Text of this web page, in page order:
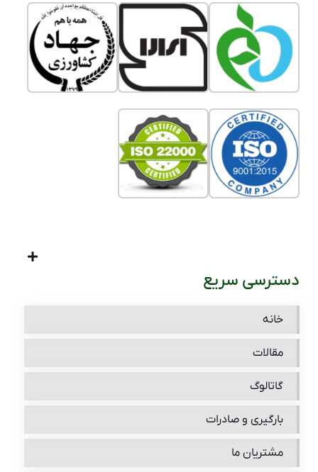
دسترسی سریع
خانه
مقالات
گاتالوگ
بارگیری و صادرات
مشتریان ما